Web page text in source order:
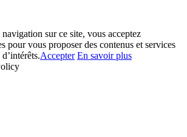
sur ce site, vous acceptez
pour vous proposer des contenus et services
Accepter En savoir plus